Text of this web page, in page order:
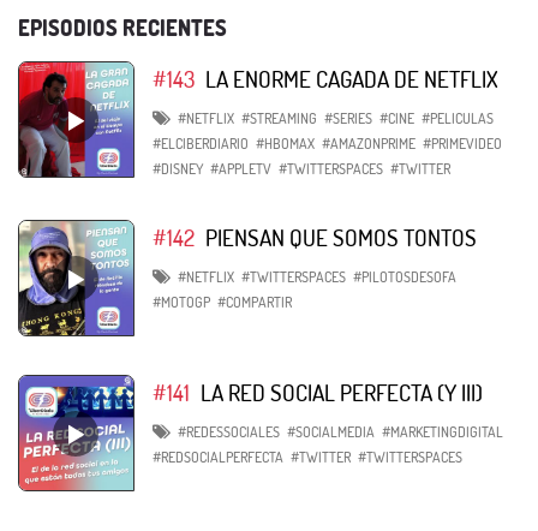
EPISODIOS RECIENTES
#143 LA ENORME CAGADA DE NETFLIX
#NETFLIX #STREAMING #SERIES #CINE #PELICULAS
#ELCIBERDIARIO #HBOMAX #AMAZONPRIME #PRIMEVIDEO
#DISNEY #APPLETV #TWITTERSPACES #TWITTER
#142 PIENSAN QUE SOMOS TONTOS
#NETFLIX #TWITTERSPACES #PILOTOSDESOFA
#MOTOGP #COMPARTIR
#141 LA RED SOCIAL PERFECTA (Y III)
#REDESSOCIALES #SOCIALMEDIA #MARKETINGDIGITAL
#REDSOCIALPERFECTA #TWITTER #TWITTERSPACES